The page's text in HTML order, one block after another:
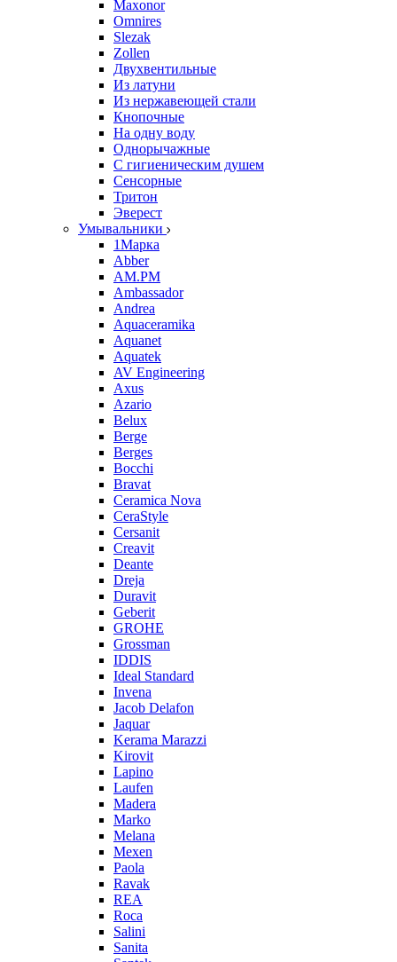
Maxonor
Omnires
Slezak
Zollen
Двухвентильные
Из латуни
Из нержавеющей стали
Кнопочные
На одну воду
Однорычажные
С гигиеническим душем
Сенсорные
Тритон
Эверест
Умывальники
1Марка
Abber
AM.PM
Ambassador
Andrea
Aquaceramika
Aquanet
Aquatek
AV Engineering
Axus
Azario
Belux
Berge
Berges
Bocchi
Bravat
Ceramica Nova
CeraStyle
Cersanit
Creavit
Deante
Dreja
Duravit
Geberit
GROHE
Grossman
IDDIS
Ideal Standard
Invena
Jacob Delafon
Jaquar
Kerama Marazzi
Kirovit
Lapino
Laufen
Madera
Marko
Melana
Mexen
Paola
Ravak
REA
Roca
Salini
Sanita